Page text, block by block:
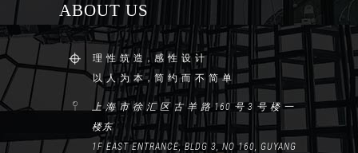
ABOUT US
理 性 筑 造，感 性 设 计
以 人 为 本，简 约 而 不 简 单
上 海 市 徐 汇 区 古 羊 路 160 号 3 号 楼 一
楼东
1F EAST ENTRANCE, BLDG 3, NO 160, GUYANG